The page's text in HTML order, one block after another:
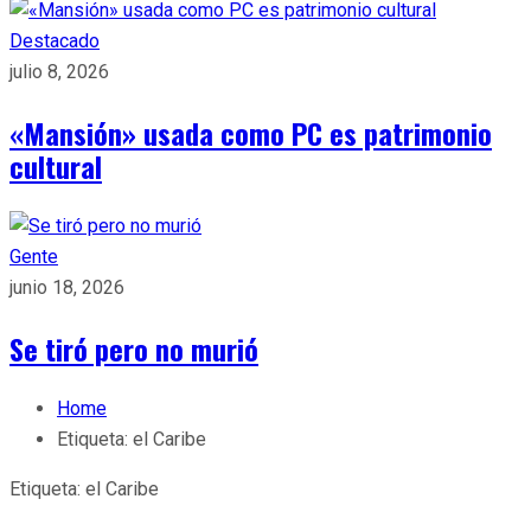
Destacado
julio 8, 2026
«Mansión» usada como PC es patrimonio
cultural
Gente
junio 18, 2026
Se tiró pero no murió
Home
Etiqueta: el Caribe
Etiqueta: el Caribe